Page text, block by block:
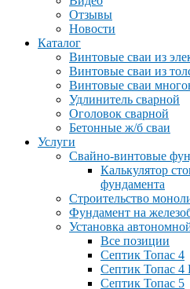
Отзывы
Новости
Каталог
Винтовые сваи из
Винтовые сваи из
Винтовые сваи
Удлинитель сварной
Оголовок сварной
Бетонные ж/б сваи
Услуги
Свайно-винтовые
Калькулятор
фундамента
Строительство
Фундамент на
Установка
Все позиции
Септик Топас 4
Септик Топас 4
Септик Топас 5